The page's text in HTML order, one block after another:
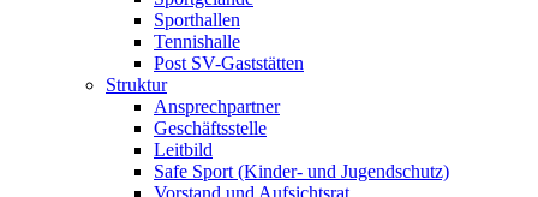
Sporthallen
Tennishalle
Post SV-Gaststätten
Struktur
Ansprechpartner
Geschäftsstelle
Leitbild
Safe Sport (Kinder- und Jugendschutz)